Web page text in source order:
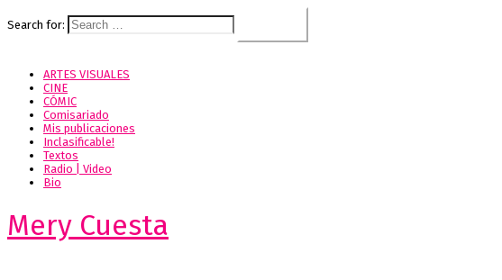
Search for:
ARTES VISUALES
CINE
CÓMIC
Comisariado
Mis publicaciones
Inclasificable!
Textos
Radio | Video
Bio
Mery Cuesta